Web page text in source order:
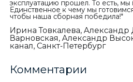
эксплуатацию прошел. То есть, мы
Единственное к чему мы
чтобы наша сборная победила!"
Ирина Товкалева,
Варновская, Александр
канал, Санкт-Петербург
Комментарии